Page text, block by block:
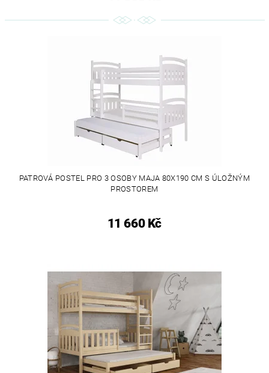
PATROVÁ POSTEL PRO 3 OSOBY MAJA 80X190 CM S ÚLOŽNÝM
PROSTOREM
11 660 Kč